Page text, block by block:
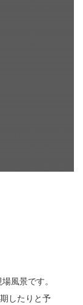
景です。
したりと予